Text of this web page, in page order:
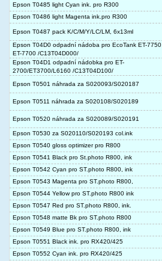
Epson T0485 light Cyan ink. pro R300
Epson T0486 light Magenta ink.pro R300
Epson T0487 pack K/C/M/Y/LC/LM, 6x13ml
Epson T04D0 odpadní nádoba pro EcoTank ET-7750
ET-7700 /C13T04D000/
Epson T04D1 odpadní nádobka pro ET-
2700/ET3700/L6160 /C13T04D100/
Epson T0501 náhrada za S020093/S020187
Epson T0511 náhrada za S020108/S020189
Epson T0520 náhrada za S020089/S020191
Epson T0530 za S020110/S020193 col.ink
Epson T0540 gloss optimizer pro R800
Epson T0541 Black pro St.photo R800, ink
Epson T0542 Cyan pro ST.photo R800, ink
Epson T0543 Magenta pro ST.photo R800,
Epson T0544 Yellow pro ST.photo R800 ink
Epson T0547 Red pro ST.photo R800, ink.
Epson T0548 matte Bk pro ST.photo R800
Epson T0549 Blue pro ST.photo R800, ink
Epson T0551 Black ink. pro RX420/425
Epson T0552 Cyan ink. pro RX420/425